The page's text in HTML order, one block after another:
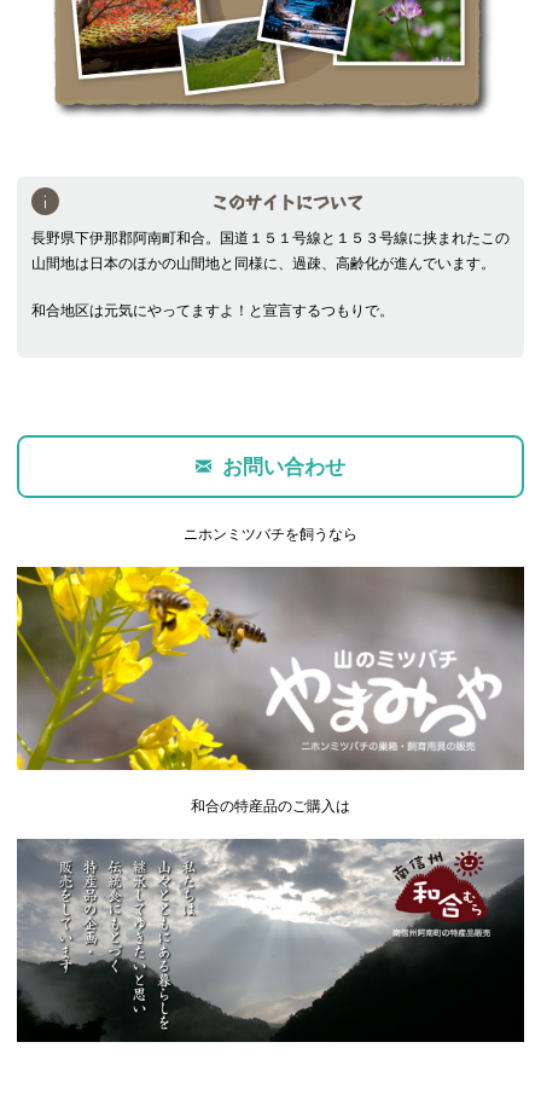
このサイトについて
長野県下伊那郡阿南町和合。国道１５１号線と１５３号線に挟まれたこの
山間地は日本のほかの山間地と同様に、過疎、高齢化が進んでいます。
和合地区は元気にやってますよ！と宣言するつもりで。
お問い合わせ
ニホンミツバチを飼うなら
和合の特産品のご購入は